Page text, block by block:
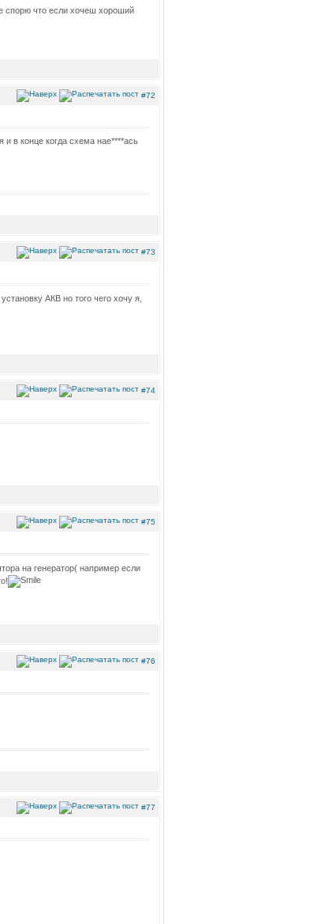
спорю что если хочеш хороший
#72
и в конце когда схема нае****ась
#73
АКВ но того чего хочу я,
#74
#75
на генератор( например если
#76
#77